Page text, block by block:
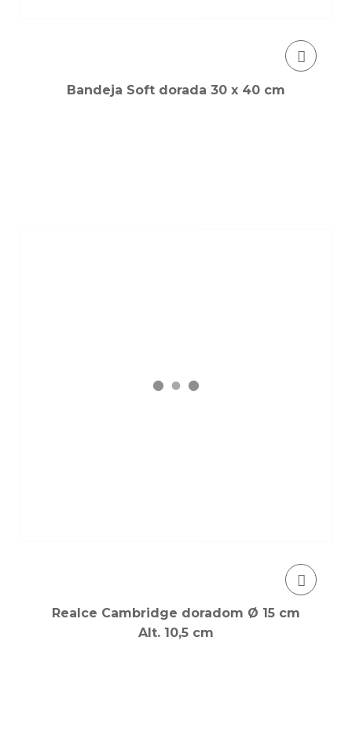
Bandeja Soft dorada 30 x 40 cm
Realce Cambridge doradom Ø 15 cm
Alt. 10,5 cm